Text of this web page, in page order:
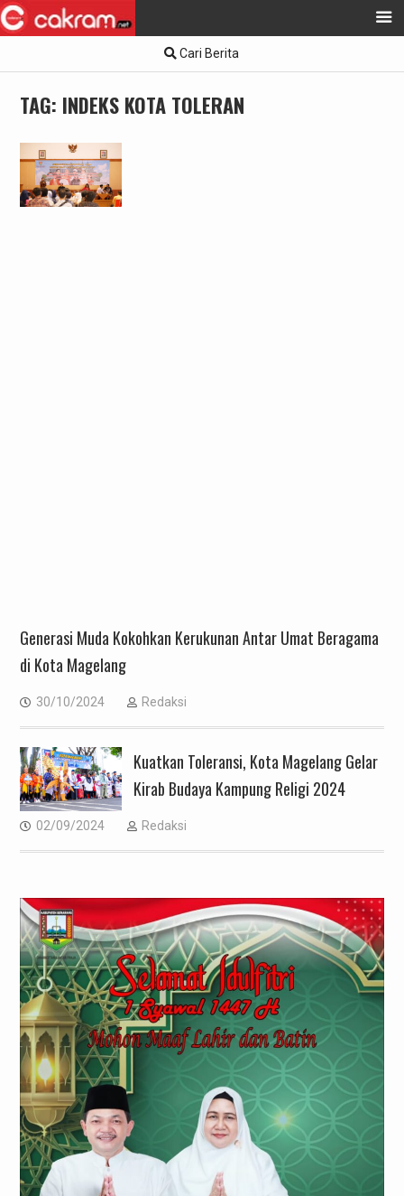
to
Cari Berita
TAG: INDEKS KOTA TOLERAN
Generasi Muda Kokohkan Kerukunan Antar Umat Beragama
di Kota Magelang
30/10/2024 Redaksi
Kuatkan Toleransi, Kota Magelang Gelar
Kirab Budaya Kampung Religi 2024
02/09/2024 Redaksi